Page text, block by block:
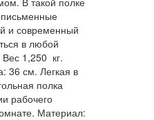
и современный
в любой
1,250 кг.
36 см. Легкая в
полка
рабочего
Материал: